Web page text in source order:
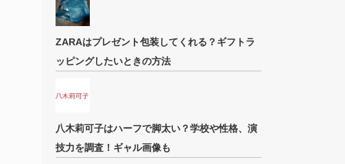
ZARAはプレゼント包装してくれる？ギフトラ
ッピングしたいときの方法
八木莉可子はハーフで脚太い？学校や性格、演
技力を調査！ギャル画像も